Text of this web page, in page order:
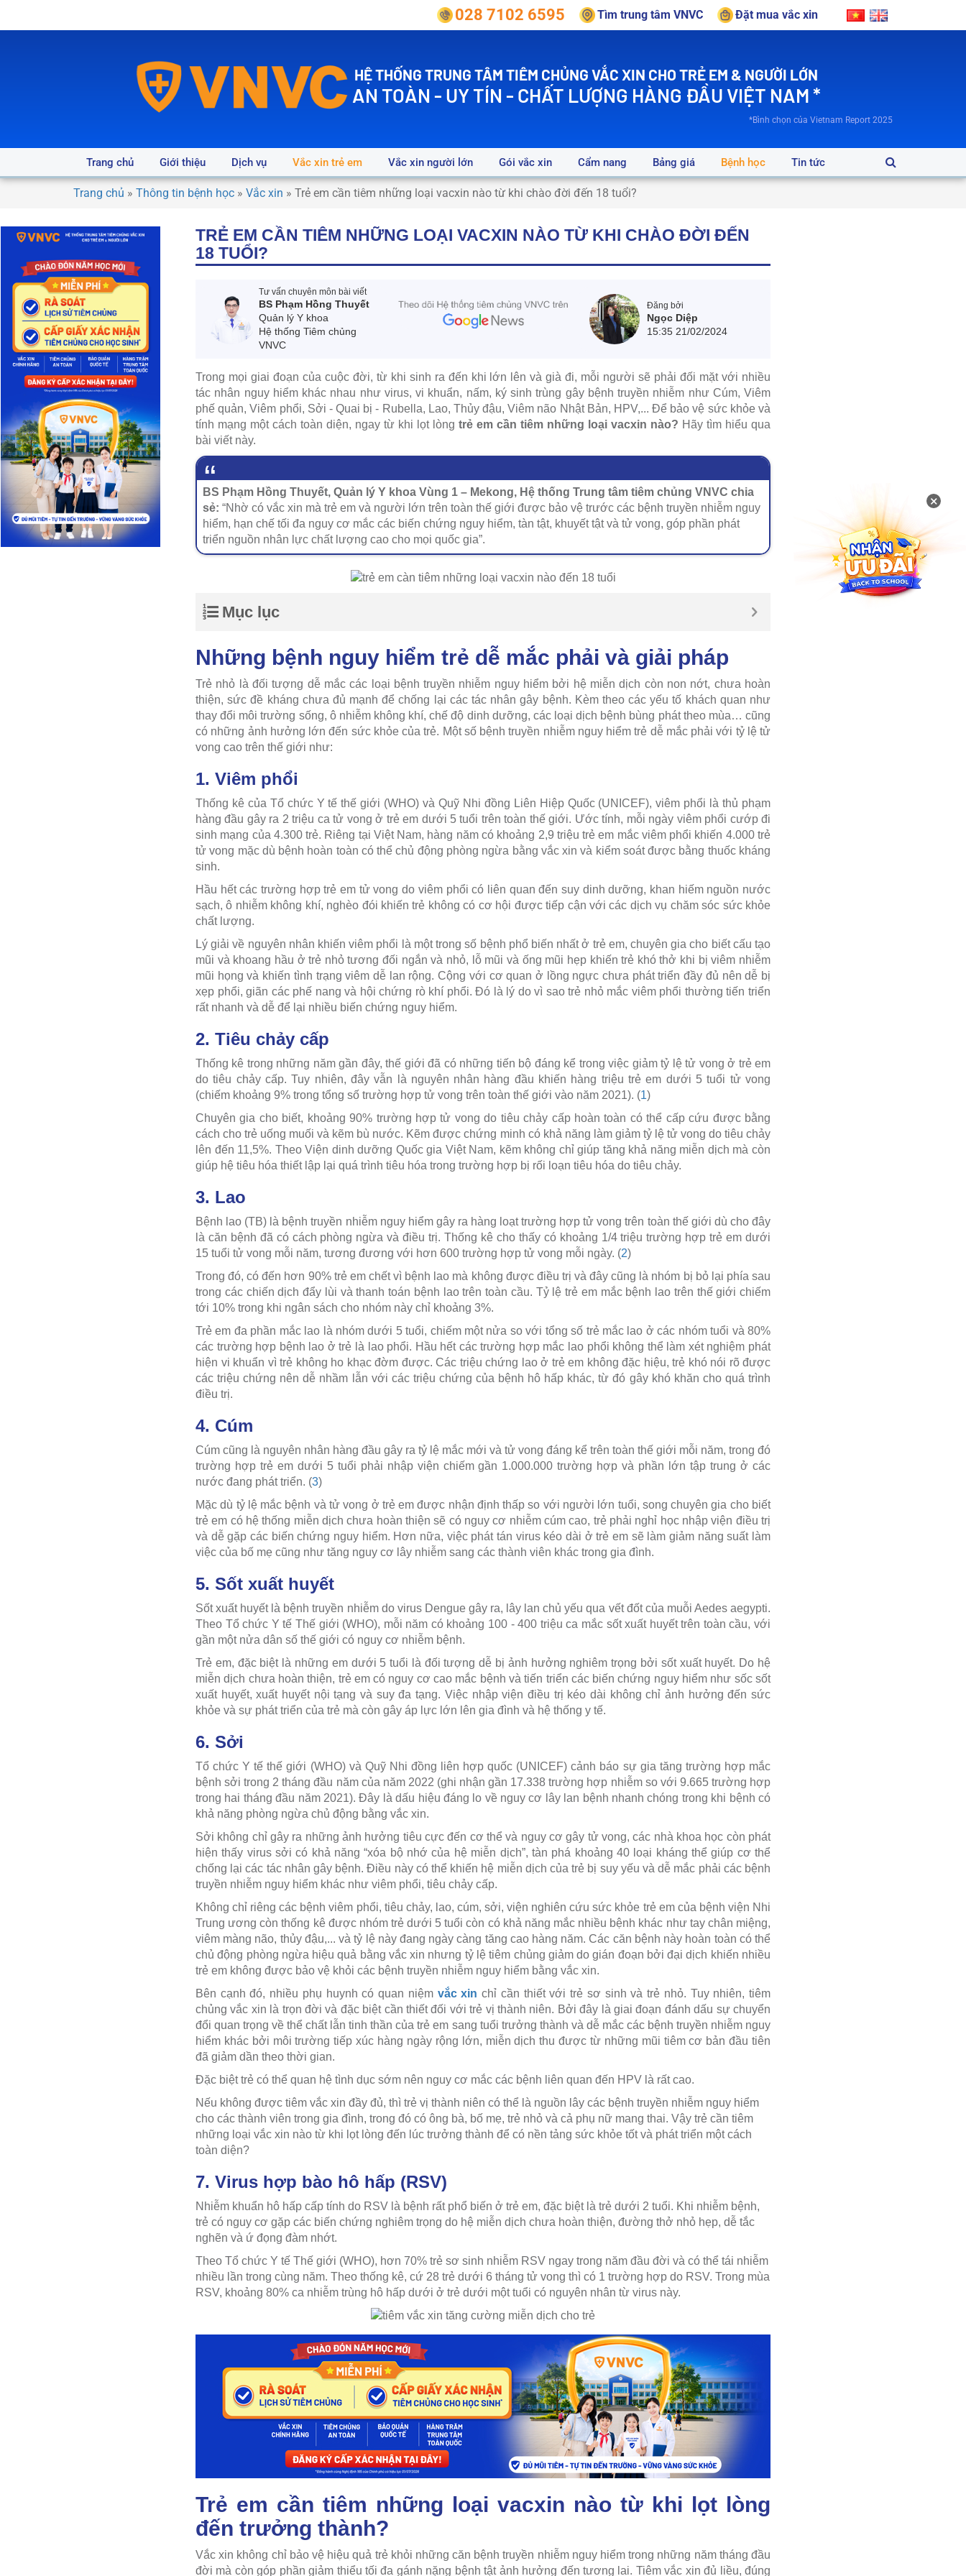
028 7102 6595 Tìm trung tâm VNVC Đặt mua vắc xin
HỆ THỐNG TRUNG TÂM TIÊM CHỦNG VẮC XIN CHO TRẺ EM & NGƯỜI LỚN
AN TOÀN - UY TÍN - CHẤT LƯỢNG HÀNG ĐẦU VIỆT NAM *
*Bình chọn của Vietnam Report 2025
Trang chủ Giới thiệu Dịch vụ Vắc xin trẻ em Vắc xin người lớn Gói vắc xin Cẩm nang Bảng giá Bệnh học Tin tức
Trang chủ » Thông tin bệnh học » Vắc xin » Trẻ em cần tiêm những loại vacxin nào từ khi chào đời đến 18 tuổi?
TRẺ EM CẦN TIÊM NHỮNG LOẠI VACXIN NÀO TỪ KHI CHÀO ĐỜI ĐẾN
18 TUỔI?
Tư vấn chuyên môn bài viết
BS Phạm Hồng Thuyết
Quản lý Y khoa
Hệ thống Tiêm chủng
VNVC
Đăng bởi
Ngọc Diệp
15:35 21/02/2024
Trong mọi giai đoạn của cuộc đời, từ khi sinh ra đến khi lớn lên và già đi, mỗi người sẽ phải đối mặt với nhiều
tác nhân nguy hiểm khác nhau như virus, vi khuẩn, nấm, ký sinh trùng gây bệnh truyền nhiễm như Cúm, Viêm
phế quản, Viêm phổi, Sởi - Quai bị - Rubella, Lao, Thủy đậu, Viêm não Nhật Bản, HPV,... Để bảo vệ sức khỏe và
tính mạng một cách toàn diện, ngay từ khi lọt lòng trẻ em cần tiêm những loại vacxin nào? Hãy tìm hiểu qua
bài viết này.
BS Phạm Hồng Thuyết, Quản lý Y khoa Vùng 1 – Mekong, Hệ thống Trung tâm tiêm chủng VNVC chia
sẻ: “Nhờ có vắc xin mà trẻ em và người lớn trên toàn thế giới được bảo vệ trước các bệnh truyền nhiễm nguy
hiểm, hạn chế tối đa nguy cơ mắc các biến chứng nguy hiểm, tàn tật, khuyết tật và tử vong, góp phần phát
triển nguồn nhân lực chất lượng cao cho mọi quốc gia”.
Mục lục
Những bệnh nguy hiểm trẻ dễ mắc phải và giải pháp
Trẻ nhỏ là đối tượng dễ mắc các loại bệnh truyền nhiễm nguy hiểm bởi hệ miễn dịch còn non nớt, chưa hoàn
thiện, sức đề kháng chưa đủ mạnh để chống lại các tác nhân gây bệnh. Kèm theo các yếu tố khách quan như
thay đổi môi trường sống, ô nhiễm không khí, chế độ dinh dưỡng, các loại dịch bệnh bùng phát theo mùa… cũng
có những ảnh hưởng lớn đến sức khỏe của trẻ. Một số bệnh truyền nhiễm nguy hiểm trẻ dễ mắc phải với tỷ lệ tử
vong cao trên thế giới như:
1. Viêm phổi
Thống kê của Tổ chức Y tế thế giới (WHO) và Quỹ Nhi đồng Liên Hiệp Quốc (UNICEF), viêm phổi là thủ phạm
hàng đầu gây ra 2 triệu ca tử vong ở trẻ em dưới 5 tuổi trên toàn thế giới. Ước tính, mỗi ngày viêm phổi cướp đi
sinh mạng của 4.300 trẻ. Riêng tại Việt Nam, hàng năm có khoảng 2,9 triệu trẻ em mắc viêm phổi khiến 4.000 trẻ
tử vong mặc dù bệnh hoàn toàn có thể chủ động phòng ngừa bằng vắc xin và kiểm soát được bằng thuốc kháng
sinh.
Hầu hết các trường hợp trẻ em tử vong do viêm phổi có liên quan đến suy dinh dưỡng, khan hiếm nguồn nước
sạch, ô nhiễm không khí, nghèo đói khiến trẻ không có cơ hội được tiếp cận với các dịch vụ chăm sóc sức khỏe
chất lượng.
Lý giải về nguyên nhân khiến viêm phổi là một trong số bệnh phổ biến nhất ở trẻ em, chuyên gia cho biết cấu tạo
mũi và khoang hầu ở trẻ nhỏ tương đối ngắn và nhỏ, lỗ mũi và ống mũi hẹp khiến trẻ khó thở khi bị viêm nhiễm
mũi họng và khiến tình trạng viêm dễ lan rộng. Cộng với cơ quan ở lồng ngực chưa phát triển đầy đủ nên dễ bị
xẹp phổi, giãn các phế nang và hội chứng rò khí phổi. Đó là lý do vì sao trẻ nhỏ mắc viêm phổi thường tiến triển
rất nhanh và dễ để lại nhiều biến chứng nguy hiểm.
2. Tiêu chảy cấp
Thống kê trong những năm gần đây, thế giới đã có những tiến bộ đáng kể trong việc giảm tỷ lệ tử vong ở trẻ em
do tiêu chảy cấp. Tuy nhiên, đây vẫn là nguyên nhân hàng đầu khiến hàng triệu trẻ em dưới 5 tuổi tử vong
(chiếm khoảng 9% trong tổng số trường hợp tử vong trên toàn thế giới vào năm 2021). (1)
Chuyên gia cho biết, khoảng 90% trường hợp tử vong do tiêu chảy cấp hoàn toàn có thể cấp cứu được bằng
cách cho trẻ uống muối và kẽm bù nước. Kẽm được chứng minh có khả năng làm giảm tỷ lệ tử vong do tiêu chảy
lên đến 11,5%. Theo Viện dinh dưỡng Quốc gia Việt Nam, kẽm không chỉ giúp tăng khả năng miễn dịch mà còn
giúp hệ tiêu hóa thiết lập lại quá trình tiêu hóa trong trường hợp bị rối loạn tiêu hóa do tiêu chảy.
3. Lao
Bệnh lao (TB) là bệnh truyền nhiễm nguy hiểm gây ra hàng loạt trường hợp tử vong trên toàn thế giới dù cho đây
là căn bệnh đã có cách phòng ngừa và điều trị. Thống kê cho thấy có khoảng 1/4 triệu trường hợp trẻ em dưới
15 tuổi tử vong mỗi năm, tương đương với hơn 600 trường hợp tử vong mỗi ngày. (2)
Trong đó, có đến hơn 90% trẻ em chết vì bệnh lao mà không được điều trị và đây cũng là nhóm bị bỏ lại phía sau
trong các chiến dịch đẩy lùi và thanh toán bệnh lao trên toàn cầu. Tỷ lệ trẻ em mắc bệnh lao trên thế giới chiếm
tới 10% trong khi ngân sách cho nhóm này chỉ khoảng 3%.
Trẻ em đa phần mắc lao là nhóm dưới 5 tuổi, chiếm một nửa so với tổng số trẻ mắc lao ở các nhóm tuổi và 80%
các trường hợp bệnh lao ở trẻ là lao phổi. Hầu hết các trường hợp mắc lao phổi không thể làm xét nghiệm phát
hiện vi khuẩn vì trẻ không ho khạc đờm được. Các triệu chứng lao ở trẻ em không đặc hiệu, trẻ khó nói rõ được
các triệu chứng nên dễ nhầm lẫn với các triệu chứng của bệnh hô hấp khác, từ đó gây khó khăn cho quá trình
điều trị.
4. Cúm
Cúm cũng là nguyên nhân hàng đầu gây ra tỷ lệ mắc mới và tử vong đáng kể trên toàn thế giới mỗi năm, trong đó
trường hợp trẻ em dưới 5 tuổi phải nhập viện chiếm gần 1.000.000 trường hợp và phần lớn tập trung ở các
nước đang phát triển. (3)
Mặc dù tỷ lệ mắc bệnh và tử vong ở trẻ em được nhận định thấp so với người lớn tuổi, song chuyên gia cho biết
trẻ em có hệ thống miễn dịch chưa hoàn thiện sẽ có nguy cơ nhiễm cúm cao, trẻ phải nghỉ học nhập viện điều trị
và dễ gặp các biến chứng nguy hiểm. Hơn nữa, việc phát tán virus kéo dài ở trẻ em sẽ làm giảm năng suất làm
việc của bố mẹ cũng như tăng nguy cơ lây nhiễm sang các thành viên khác trong gia đình.
5. Sốt xuất huyết
Sốt xuất huyết là bệnh truyền nhiễm do virus Dengue gây ra, lây lan chủ yếu qua vết đốt của muỗi Aedes aegypti.
Theo Tổ chức Y tế Thế giới (WHO), mỗi năm có khoảng 100 - 400 triệu ca mắc sốt xuất huyết trên toàn cầu, với
gần một nửa dân số thế giới có nguy cơ nhiễm bệnh.
Trẻ em, đặc biệt là những em dưới 5 tuổi là đối tượng dễ bị ảnh hưởng nghiêm trọng bởi sốt xuất huyết. Do hệ
miễn dịch chưa hoàn thiện, trẻ em có nguy cơ cao mắc bệnh và tiến triển các biến chứng nguy hiểm như sốc sốt
xuất huyết, xuất huyết nội tạng và suy đa tạng. Việc nhập viện điều trị kéo dài không chỉ ảnh hưởng đến sức
khỏe và sự phát triển của trẻ mà còn gây áp lực lớn lên gia đình và hệ thống y tế.
6. Sởi
Tổ chức Y tế thế giới (WHO) và Quỹ Nhi đồng liên hợp quốc (UNICEF) cảnh báo sự gia tăng trường hợp mắc
bệnh sởi trong 2 tháng đầu năm của năm 2022 (ghi nhận gần 17.338 trường hợp nhiễm so với 9.665 trường hợp
trong hai tháng đầu năm 2021). Đây là dấu hiệu đáng lo về nguy cơ lây lan bệnh nhanh chóng trong khi bệnh có
khả năng phòng ngừa chủ động bằng vắc xin.
Sởi không chỉ gây ra những ảnh hưởng tiêu cực đến cơ thể và nguy cơ gây tử vong, các nhà khoa học còn phát
hiện thấy virus sởi có khả năng “xóa bộ nhớ của hệ miễn dịch”, tàn phá khoảng 40 loại kháng thể giúp cơ thể
chống lại các tác nhân gây bệnh. Điều này có thể khiến hệ miễn dịch của trẻ bị suy yếu và dễ mắc phải các bệnh
truyền nhiễm nguy hiểm khác như viêm phổi, tiêu chảy cấp.
Không chỉ riêng các bệnh viêm phổi, tiêu chảy, lao, cúm, sởi, viện nghiên cứu sức khỏe trẻ em của bệnh viện Nhi
Trung ương còn thống kê được nhóm trẻ dưới 5 tuổi còn có khả năng mắc nhiều bệnh khác như tay chân miệng,
viêm màng não, thủy đậu,... và tỷ lệ này đang ngày càng tăng cao hàng năm. Các căn bệnh này hoàn toàn có thể
chủ động phòng ngừa hiệu quả bằng vắc xin nhưng tỷ lệ tiêm chủng giảm do gián đoạn bởi đại dịch khiến nhiều
trẻ em không được bảo vệ khỏi các bệnh truyền nhiễm nguy hiểm bằng vắc xin.
Bên cạnh đó, nhiều phụ huynh có quan niệm vắc xin chỉ cần thiết với trẻ sơ sinh và trẻ nhỏ. Tuy nhiên, tiêm
chủng vắc xin là trọn đời và đặc biệt cần thiết đối với trẻ vị thành niên. Bởi đây là giai đoạn đánh dấu sự chuyển
đổi quan trọng về thể chất lẫn tinh thần của trẻ em sang tuổi trưởng thành và dễ mắc các bệnh truyền nhiễm nguy
hiểm khác bởi môi trường tiếp xúc hàng ngày rộng lớn, miễn dịch thu được từ những mũi tiêm cơ bản đầu tiên
đã giảm dần theo thời gian.
Đặc biệt trẻ có thể quan hệ tình dục sớm nên nguy cơ mắc các bệnh liên quan đến HPV là rất cao.
Nếu không được tiêm vắc xin đầy đủ, thì trẻ vị thành niên có thể là nguồn lây các bệnh truyền nhiễm nguy hiểm
cho các thành viên trong gia đình, trong đó có ông bà, bố mẹ, trẻ nhỏ và cả phụ nữ mang thai. Vậy trẻ cần tiêm
những loại vắc xin nào từ khi lọt lòng đến lúc trưởng thành để có nền tảng sức khỏe tốt và phát triển một cách
toàn diện?
7. Virus hợp bào hô hấp (RSV)
Nhiễm khuẩn hô hấp cấp tính do RSV là bệnh rất phổ biến ở trẻ em, đặc biệt là trẻ dưới 2 tuổi. Khi nhiễm bệnh,
trẻ có nguy cơ gặp các biến chứng nghiêm trọng do hệ miễn dịch chưa hoàn thiện, đường thở nhỏ hẹp, dễ tắc
nghẽn và ứ đọng đàm nhớt.
Theo Tổ chức Y tế Thế giới (WHO), hơn 70% trẻ sơ sinh nhiễm RSV ngay trong năm đầu đời và có thể tái nhiễm
nhiều lần trong cùng năm. Theo thống kê, cứ 28 trẻ dưới 6 tháng tử vong thì có 1 trường hợp do RSV. Trong mùa
RSV, khoảng 80% ca nhiễm trùng hô hấp dưới ở trẻ dưới một tuổi có nguyên nhân từ virus này.
Trẻ em cần tiêm những loại vacxin nào từ khi lọt lòng
đến trưởng thành?
Vắc xin không chỉ bảo vệ hiệu quả trẻ khỏi những căn bệnh truyền nhiễm nguy hiểm trong những năm tháng đầu
đời mà còn góp phần giảm thiểu tối đa gánh nặng bệnh tật ảnh hưởng đến tương lai. Tiêm vắc xin đủ liều, đúng
×